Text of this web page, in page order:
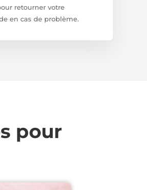
retourner votre
en cas de problème.
pour